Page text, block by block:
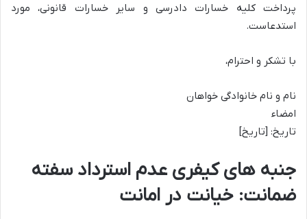
پرداخت کلیه خسارات دادرسی و سایر خسارات قانونی، مورد
استدعاست.
با تشکر و احترام،
نام و نام خانوادگی خواهان
امضاء
تاریخ: [تاریخ]
جنبه های کیفری عدم استرداد سفته
ضمانت: خیانت در امانت